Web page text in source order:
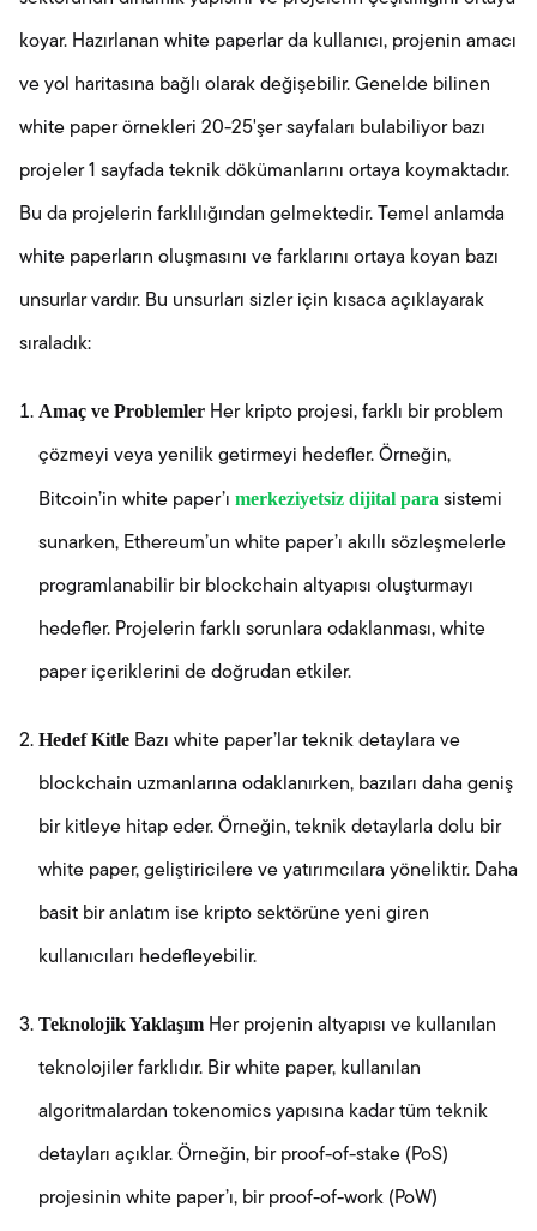
koyar. Hazırlanan white paperlar da kullanıcı, projenin amacı
ve yol haritasına bağlı olarak değişebilir. Genelde bilinen
white paper örnekleri 20-25'şer sayfaları bulabiliyor bazı
projeler 1 sayfada teknik dökümanlarını ortaya koymaktadır.
Bu da projelerin farklılığından gelmektedir. Temel anlamda
white paperların oluşmasını ve farklarını ortaya koyan bazı
unsurlar vardır. Bu unsurları sizler için kısaca açıklayarak
sıraladık:
Amaç ve Problemler Her kripto projesi, farklı bir problem
çözmeyi veya yenilik getirmeyi hedefler. Örneğin,
Bitcoin’in white paper’ı merkeziyetsiz dijital para sistemi
sunarken, Ethereum’un white paper’ı akıllı sözleşmelerle
programlanabilir bir blockchain altyapısı oluşturmayı
hedefler. Projelerin farklı sorunlara odaklanması, white
paper içeriklerini de doğrudan etkiler.
Hedef Kitle Bazı white paper’lar teknik detaylara ve
blockchain uzmanlarına odaklanırken, bazıları daha geniş
bir kitleye hitap eder. Örneğin, teknik detaylarla dolu bir
white paper, geliştiricilere ve yatırımcılara yöneliktir. Daha
basit bir anlatım ise kripto sektörüne yeni giren
kullanıcıları hedefleyebilir.
Teknolojik Yaklaşım Her projenin altyapısı ve kullanılan
teknolojiler farklıdır. Bir white paper, kullanılan
algoritmalardan tokenomics yapısına kadar tüm teknik
detayları açıklar. Örneğin, bir proof-of-stake (PoS)
projesinin white paper’ı, bir proof-of-work (PoW)